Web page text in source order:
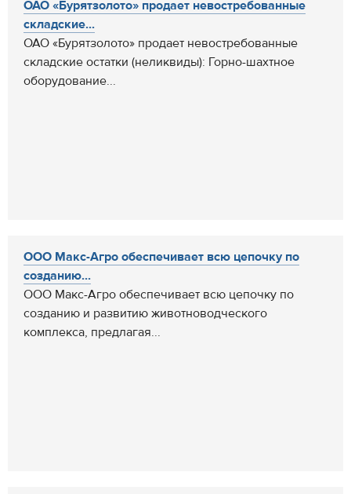
ОАО «Бурятзолото» продает невостребованные
складские...
ОАО «Бурятзолото» продает невостребованные
складские остатки (неликвиды): Горно-шахтное
оборудование...
ООО Макс-Агро обеспечивает всю цепочку по
созданию...
ООО Макс-Агро обеспечивает всю цепочку по
созданию и развитию животноводческого
комплекса, предлагая...